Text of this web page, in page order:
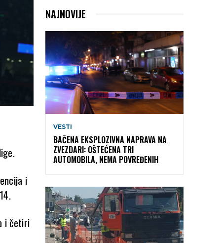
i
i četiri
NAJNOVIJE
VESTI
BAČENA EKSPLOZIVNA NAPRAVA NA
ZVEZDARI: OŠTEĆENA TRI
AUTOMOBILA, NEMA POVREĐENIH